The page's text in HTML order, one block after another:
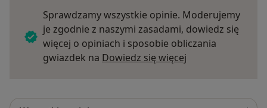
Sprawdzamy wszystkie opinie. Moderujemy
je zgodnie z naszymi zasadami, dowiedz się
więcej o opiniach i sposobie obliczania
gwiazdek na Dowiedz się więcej